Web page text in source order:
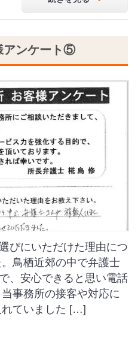
ンケート⑤
びにいただけた理由につ
鳥栖近郊の中で弁護士
、安心できると思い電話
事務所の接客や対応に
れていました […]